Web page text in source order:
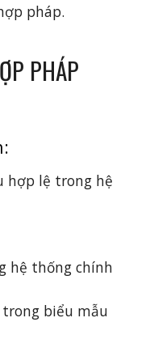
pháp.
PHÁP
hợp lệ trong hệ
hệ thống chính
biểu mẫu